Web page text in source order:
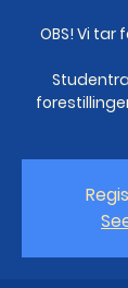
OBS! Vi